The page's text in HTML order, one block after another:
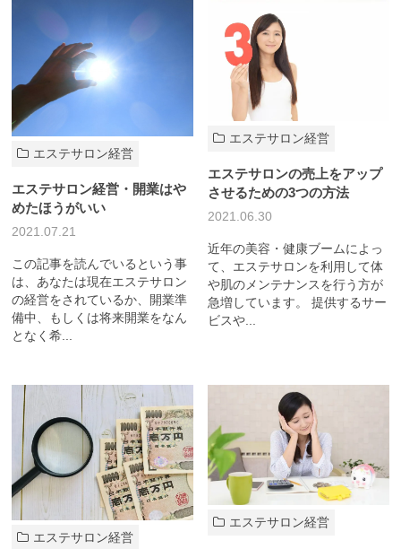
エステサロン経営
エステサロン経営・開業はや
めたほうがいい
2021.07.21
この記事を読んでいるという事
は、あなたは現在エステサロン
の経営をされているか、開業準
備中、もしくは将来開業をなん
となく希...
エステサロン経営
エステサロンの売上をアップ
させるための3つの方法
2021.06.30
近年の美容・健康ブームによっ
て、エステサロンを利用して体
や肌のメンテナンスを行う方が
急増しています。 提供するサー
ビスや...
エステサロン経営
エステサロン経営